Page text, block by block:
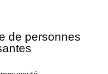
de personnes